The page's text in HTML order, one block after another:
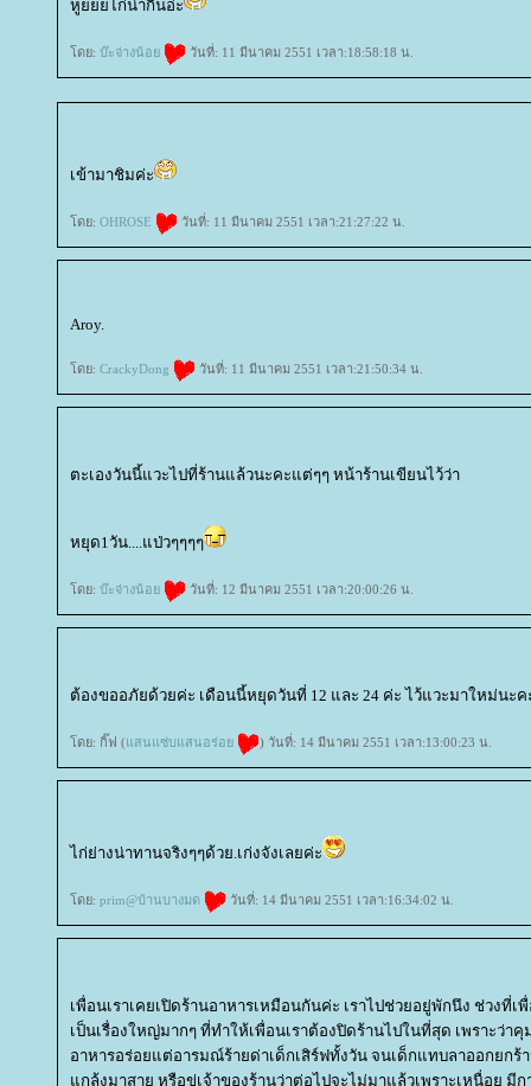
หูยยยไก่น่ากินอ่ะ
ดย: บ๊ะจ่างน้อ วันที่: 11 มีนาคม 2551 เวลา:18:58:18 น.
เข้ามาชิมค่ะ
ดย: OHROSE วันที่: 11 มีนาคม 2551 เวลา:21:27:22 น.
Aroy.
ดย: CrackyDong วันที่: 11 มีนาคม 2551 เวลา:21:50:34 น.
ตะเองวันนี้แวะไปที่ร้านแล้วนะคะแต่ๆๆ หน้าร้านเขียนไว้ว่า
หยุด1วัน....แป่วๆๆๆๆ
ดย: บ๊ะจ่างน้อ วันที่: 12 มีนาคม 2551 เวลา:20:00:26 น.
ต้องขออภัยด้วยค่ะ เดือนนี้หยุดวันที่ 12 และ 24 ค่ะ ไว้แวะมาใหม่นะค
ดย: กิ๊ฟ (สนแซ่บแสนอร่อ ) วันที่: 14 มีนาคม 2551 เวลา:13:00:23 น.
ไก่ย่างน่าทานจริงๆๆด้วย.เก่งจังเลยค่ะ
ดย: prim@บ้านบางมด วันที่: 14 มีนาคม 2551 เวลา:16:34:02 น.
เพื่อนเราเคยเปิดร้านอาหารเหมือนกันค่ะ เราไปช่วยอยู่พักนึง ช่วงที่
เป็นเรื่องใหญ่มากๆ ที่ทำให้เพื่อนเราต้องปิดร้านไปในที่สุด เพราะว่า
อาหารอร่อยแต่อารมณ์ร้ายด่าเด็กเสิร์ฟทั้งวัน จนเด็กแทบลาออกยกร้
กล้งมาสาย หรือขู่เจ้าของร้านว่าต่อไปจะไม่มาแล้วเพราะเหนื่อย มี